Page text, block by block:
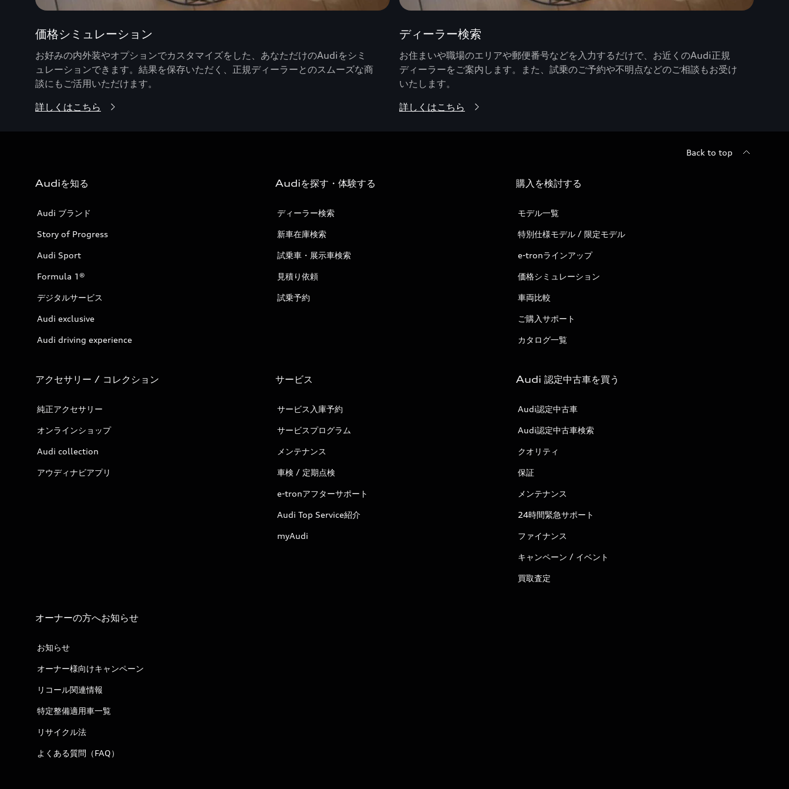
価格シミュレーション
お好みの内外装やオプションでカスタマイズをした、あなただけのAudiをシミ
ュレーションできます。結果を保存いただく、正規ディーラーとのスムーズな商
談にもご活用いただけます。
詳しくはこちら
ディーラー検索
お住まいや職場のエリアや郵便番号などを入力するだけで、お近くのAudi正規
ディーラーをご案内します。また、試乗のご予約や不明点などのご相談もお受け
いたします。
詳しくはこちら
Back to top
Audiを知る
Audi ブランド
Story of Progress
Audi Sport
Formula 1®
デジタルサービス
Audi exclusive
Audi driving experience
Audiを探す・体験する
ディーラー検索
新車在庫検索
試乗車・展示車検索
見積り依頼
試乗予約
購入を検討する
モデル一覧
特別仕様モデル / 限定モデル
e-tronラインアップ
価格シミュレーション
車両比較
ご購入サポート
カタログ一覧
アクセサリー / コレクション
純正アクセサリー
オンラインショップ
Audi collection
アウディナビアプリ
サービス
サービス入庫予約
サービスプログラム
メンテナンス
車検 / 定期点検
e-tronアフターサポート
Audi Top Service紹介
myAudi
Audi 認定中古車を買う
Audi認定中古車
Audi認定中古車検索
クオリティ
保証
メンテナンス
24時間緊急サポート
ファイナンス
キャンペーン / イベント
買取査定
オーナーの方へお知らせ
お知らせ
オーナー様向けキャンペーン
リコール関連情報
特定整備適用車一覧
リサイクル法
よくある質問（FAQ）